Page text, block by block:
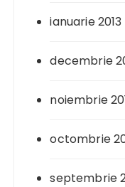
ianuarie 2013
decembrie
noiembrie
octombrie
septembrie